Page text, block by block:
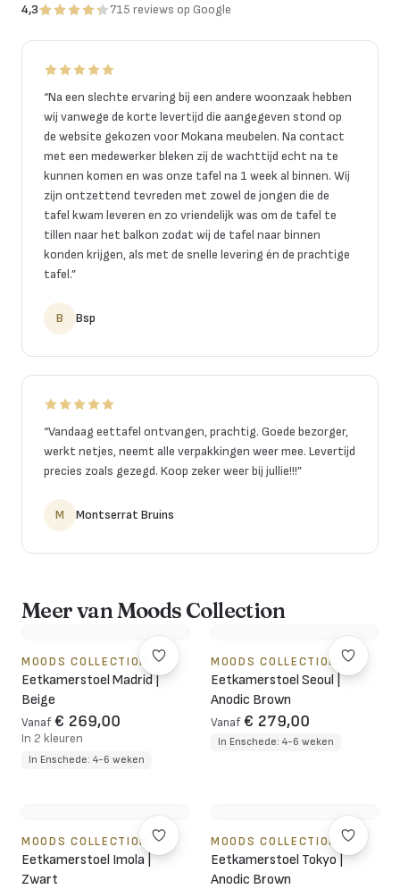
4,3 715 reviews op Google
“Na een slechte ervaring bij een andere woonzaak hebben
wij vanwege de korte levertijd die aangegeven stond op
de website gekozen voor Mokana meubelen. Na contact
met een medewerker bleken zij de wachttijd echt na te
kunnen komen en was onze tafel na 1 week al binnen. Wij
zijn ontzettend tevreden met zowel de jongen die de
tafel kwam leveren en zo vriendelijk was om de tafel te
tillen naar het balkon zodat wij de tafel naar binnen
konden krijgen, als met de snelle levering én de prachtige
tafel.”
B Bsp
“Vandaag eettafel ontvangen, prachtig. Goede bezorger,
werkt netjes, neemt alle verpakkingen weer mee. Levertijd
precies zoals gezegd. Koop zeker weer bij jullie!!!”
M Montserrat Bruins
Meer van Moods Collection
MOODS COLLECTION
Eetkamerstoel Madrid |
Beige
Vanaf € 269,00
In 2 kleuren
In Enschede: 4-6 weken
MOODS COLLECTION
Eetkamerstoel Seoul |
Anodic Brown
Vanaf € 279,00
In Enschede: 4-6 weken
MOODS COLLECTION
Eetkamerstoel Imola |
Zwart
MOODS COLLECTION
Eetkamerstoel Tokyo |
Anodic Brown